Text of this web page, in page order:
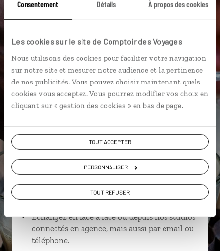
Consentement Détails À propos des cookies
Les cookies sur le site de Comptoir des Voyages
Nous utilisons des cookies pour faciliter votre navigation
sur notre site et mesurer notre audience et la pertinence
de nos publicités. Vous pouvez choisir maintenant quels
cookies vous acceptez. Vous pourrez modifier vos choix en
cliquant sur « gestion des cookies » en bas de page.
TOUT ACCEPTER
PERSONNALISER
TOUT REFUSER
Badami Belur Bombay Dabbawallah
Hampi Ayurveda Calicut Côte de Malabar
Hassan Bangalore
Louise,
Lire son interview
Ils sauront organiser votre itinéraire au plus
près de vos envies et de la réalité du pays.
Échangez en face à face ou depuis nos studios
connectés en agence, mais aussi par email ou
téléphone.